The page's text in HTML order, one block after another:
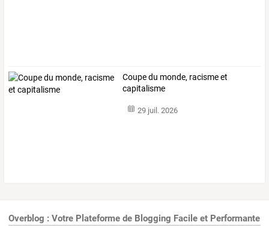
Coupe du monde, racisme et
capitalisme
29 juil. 2026
Overblog : Votre Plateforme de Blogging Facile et Performante